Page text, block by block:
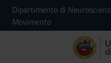
Dipartimento di
Movimento